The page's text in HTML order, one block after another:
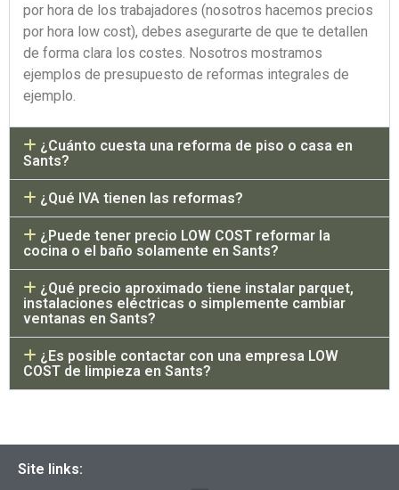
por hora de los trabajadores (nosotros hacemos precios
por hora low cost), debes asegurarte de que te detallen
de forma clara los costes. Nosotros mostramos
ejemplos de presupuesto de reformas integrales de
ejemplo.
¿Cuánto cuesta una reforma de piso o casa en
Sants?
¿Qué IVA tienen las reformas?
¿Puede tener precio LOW COST reformar la
cocina o el baño solamente en Sants?
¿Qué precio aproximado tiene instalar parquet,
instalaciones eléctricas o simplemente cambiar
ventanas en Sants?
¿Es posible contactar con una empresa LOW
COST de limpieza en Sants?
Site links: